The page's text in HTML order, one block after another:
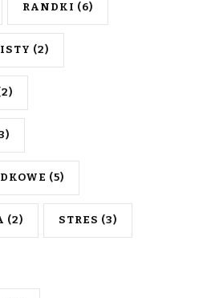
RANDKI (6)
(2)
(5)
(2) STRES (3)